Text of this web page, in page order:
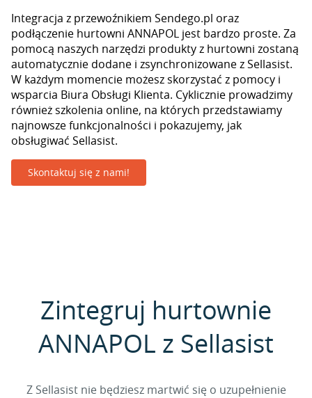
Integracja z przewoźnikiem Sendego.pl oraz
podłączenie hurtowni ANNAPOL jest bardzo proste. Za
pomocą naszych narzędzi produkty z hurtowni zostaną
automatycznie dodane i zsynchronizowane z Sellasist.
W każdym momencie możesz skorzystać z pomocy i
wsparcia Biura Obsługi Klienta. Cyklicznie prowadzimy
również szkolenia online, na których przedstawiamy
najnowsze funkcjonalności i pokazujemy, jak
obsługiwać Sellasist.
Skontaktuj się z nami!
Zintegruj hurtownie
ANNAPOL z Sellasist
Z Sellasist nie będziesz martwić się o uzupełnienie